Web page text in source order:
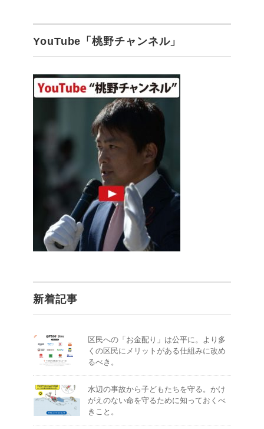
YouTube「桃野チャンネル」
新着記事
区民への「お金配り」は公平に。より多
くの区民にメリットがある仕組みに改め
るべき。
水辺の事故から子どもたちを守る。かけ
がえのない命を守るために知っておくべ
きこと。